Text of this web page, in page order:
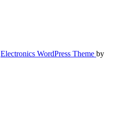
Electronics WordPress Theme by